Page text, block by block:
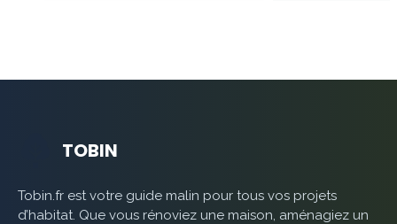
TOBIN
Tobin.fr est votre guide malin pour tous vos projets
d’habitat. Que vous rénoviez une maison, aménagiez un